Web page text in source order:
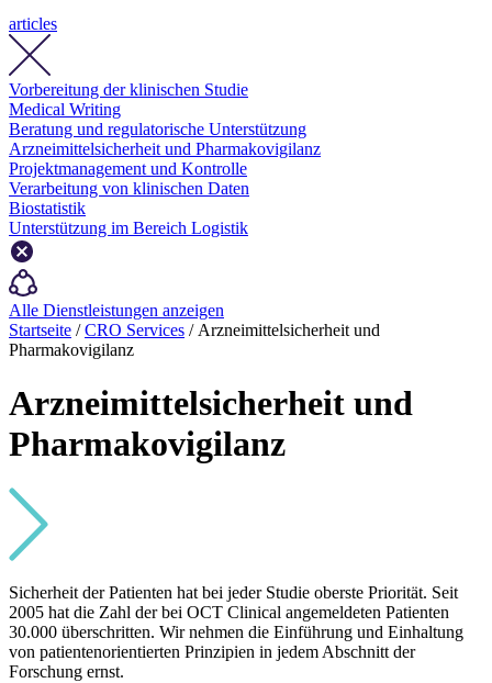
articles
Vorbereitung der klinischen Studie
Medical Writing
Beratung und regulatorische Unterstützung
Arzneimittelsicherheit und Pharmakovigilanz
Projektmanagement und Kontrolle
Verarbeitung von klinischen Daten
Biostatistik
Unterstützung im Bereich Logistik
Alle Dienstleistungen anzeigen
Startseite /CRO Services / Arzneimittelsicherheit und
Pharmakovigilanz
Arzneimittelsicherheit und
Pharmakovigilanz
Sicherheit der Patienten hat bei jeder Studie oberste Priorität. Seit
2005 hat die Zahl der bei OCT Clinical angemeldeten Patienten
30.000 überschritten. Wir nehmen die Einführung und Einhaltung
von patientenorientierten Prinzipien in jedem Abschnitt der
Forschung ernst.